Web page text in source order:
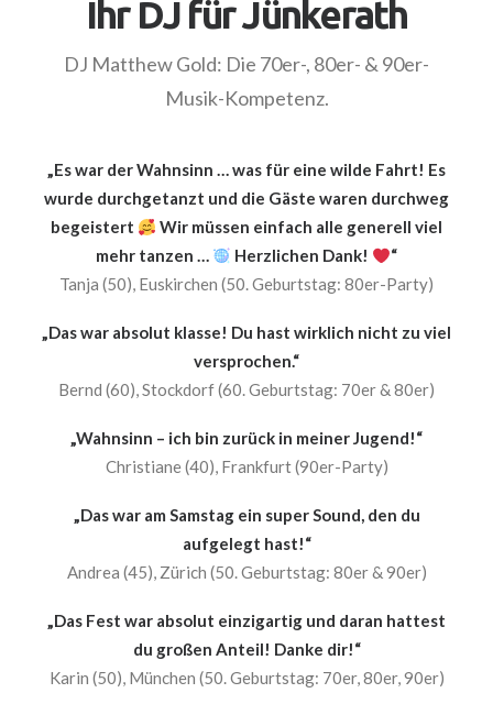
Ihr DJ für Jünkerath
DJ Matthew Gold: Die 70er-, 80er- & 90er-
Musik-Kompetenz.
„Es war der Wahnsinn … was für eine wilde Fahrt! Es
wurde durchgetanzt und die Gäste waren durchweg
begeistert
Wir müssen einfach alle generell viel
mehr tanzen …
Herzlichen Dank!
“
Tanja (50), Euskirchen (50. Geburtstag: 80er-Party)
„Das war absolut klasse! Du hast wirklich nicht zu viel
versprochen.“
Bernd (60), Stockdorf (60. Geburtstag: 70er & 80er)
„Wahnsinn – ich bin zurück in meiner Jugend!“
Christiane (40), Frankfurt (90er-Party)
„Das war am Samstag ein super Sound, den du
aufgelegt hast!“
Andrea (45), Zürich (50. Geburtstag: 80er & 90er)
„Das Fest war absolut einzigartig und daran hattest
du großen Anteil! Danke dir!“
Karin (50), München (50. Geburtstag: 70er, 80er, 90er)